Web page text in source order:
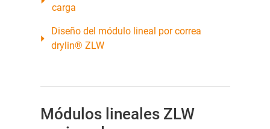
carga
Diseño del módulo lineal por correa
drylin® ZLW
Módulos lineales ZLW